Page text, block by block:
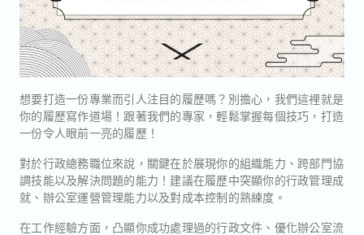
想要打造一份專業而引人注目的履歷嗎？別擔心，我們這裡就是
你的履歷寫作道場！跟著我們的專家，輕鬆掌握每個技巧，打造
一份令人眼前一亮的履歷！
對於行政總務職位來說，關鍵在於展現你的組織能力、跨部門協
調技能以及解決問題的能力！建議在履歷中突顯你的行政管理成
就、辦公室運營管理能力以及對成本控制的熟練度。
在工作經驗方面，凸顯你成功處理過的行政文件、優化辦公室流